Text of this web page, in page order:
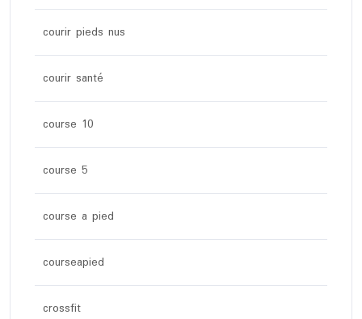
courir pieds nus
courir santé
course 10
course 5
course a pied
courseapied
crossfit